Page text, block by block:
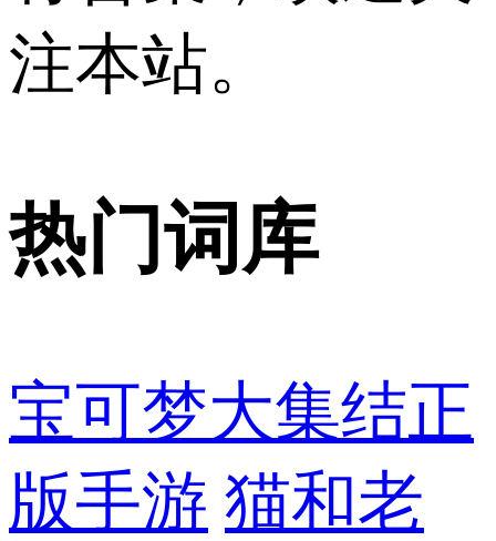
注本站。
热门词库
宝可梦大集结正
版手游 猫和老